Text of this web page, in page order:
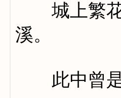
城上繁花
溪。
此中曾是